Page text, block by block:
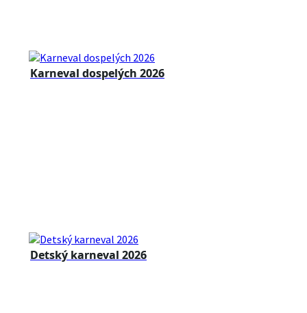
Karneval dospelých 2026
Detský karneval 2026